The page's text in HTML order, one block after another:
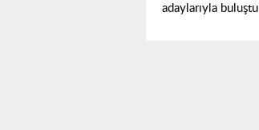
adaylarıyla buluştu